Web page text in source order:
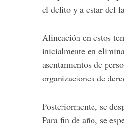
el delito y a estar del
Alineación en estos
inicialmente en
asentamientos de
organizaciones de
Posteriormente, se
Para fin de año, se